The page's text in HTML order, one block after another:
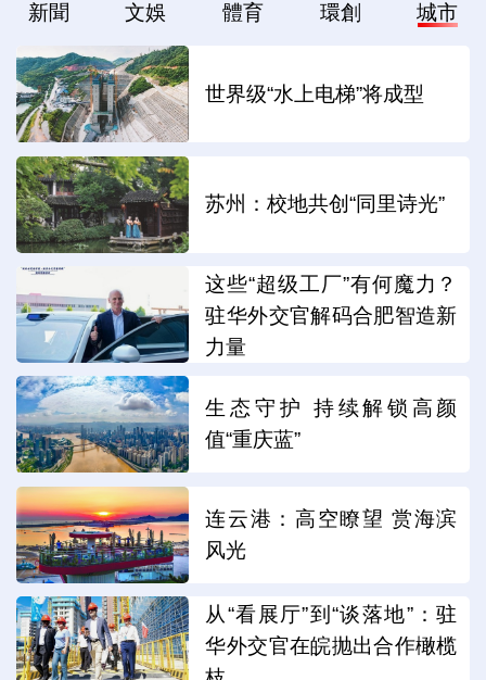
新聞 文娛 體育 環創 城市
世界级“水上电梯”将成型
苏州：校地共创“同里诗光”
这些“超级工厂”有何魔力？
驻华外交官解码合肥智造新
力量
生态守护 持续解锁高颜
值“重庆蓝”
连云港：高空瞭望 赏海滨
风光
从“看展厅”到“谈落地”：驻
华外交官在皖抛出合作橄榄